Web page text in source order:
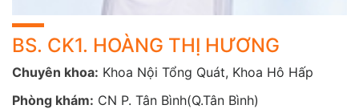
BS. CK1. HOÀNG THỊ HƯƠNG
Chuyên khoa: Khoa Nội Tổng Quát, Khoa Hô Hấp
Phòng khám: CN P. Tân Bình(Q.Tân Bình)